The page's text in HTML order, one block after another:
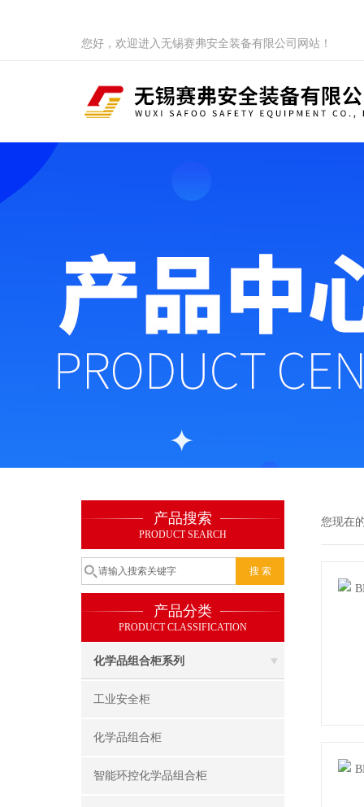
您好，欢迎进入无锡赛弗安全装备有限公司网站！
产品搜索
PRODUCT SEARCH
产品分类
PRODUCT CLASSIFICATION
化学品组合柜系列
工业安全柜
化学品组合柜
智能环控化学品组合柜
您现在